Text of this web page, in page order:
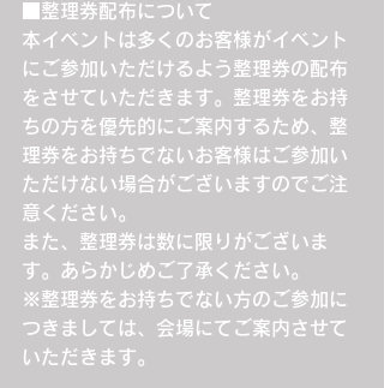
■整理券配布について
本イベントは多くのお客様がイベント
にご参加いただけるよう整理券の配布
をさせていただきます。整理券をお持
ちの方を優先的にご案内するため、整
理券をお持ちでないお客様はご参加い
ただけない場合がございますのでご注
意ください。
また、整理券は数に限りがございま
す。あらかじめご了承ください。
※整理券をお持ちでない方のご参加に
つきましては、会場にてご案内させて
いただきます。